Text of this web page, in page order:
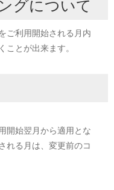
グについて
ご利用開始される月内
ことが出来ます。
開始翌月から適用とな
れる月は、変更前のコ